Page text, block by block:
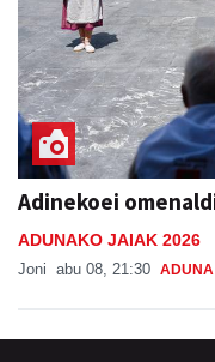
Adinekoei
ADUNAKO JAIAK 2026
Joni abu 08, 21:30 ADUNA